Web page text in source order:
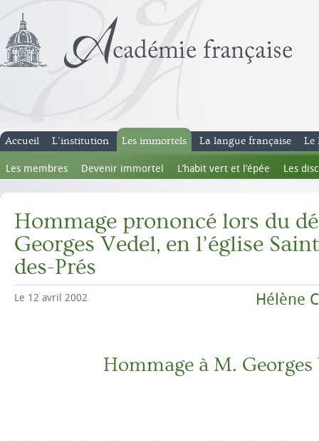
Accueil L’institution Les immortels
Les membres Devenir immortel L’habit vert et l’épée Les
La langue française Le
Hommage prononcé lors du
Georges Vedel, en l’église
des-Prés
Le 12 avril 2002 Hélène
Hommage à M. Georges